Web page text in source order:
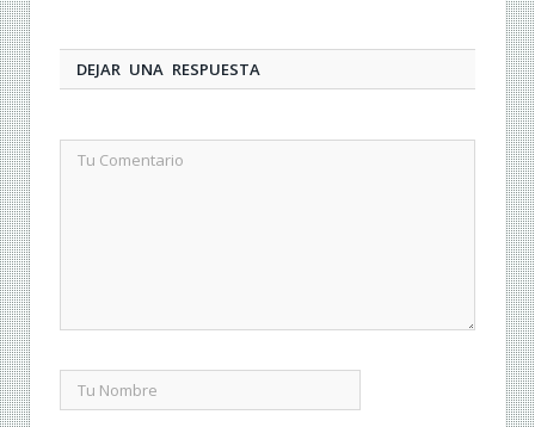
DEJAR UNA RESPUESTA